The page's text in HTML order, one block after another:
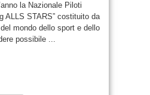
la Nazionale Piloti
ALLS STARS” costituito da
mondo dello sport e dello
possibile ...